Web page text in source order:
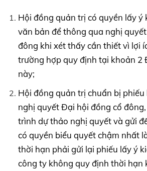
Hội đồng quản trị có quyền lấy ý
văn bản để thông qua nghị
đông khi xét thấy cần thiết vì lợi
trường hợp quy định tại khoản 2
này;
Hội đồng quản trị chuẩn bị
nghị quyết Đại hội đồng cổ
trình dự thảo nghị quyết và gửi
có quyền biểu quyết chậm nhất
thời hạn phải gửi lại phiếu lấy ý
công ty không quy định thời hạn